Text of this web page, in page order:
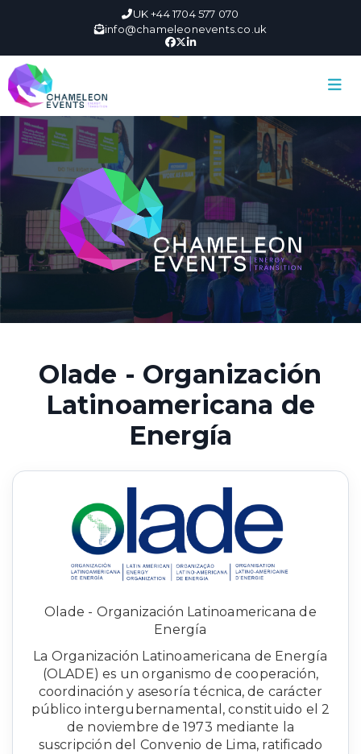
UK +44 1704 577 070
info@chameleonevents.co.uk
Olade - Organización
Latinoamericana de
Energía
Olade - Organización Latinoamericana de
Energía
La Organización Latinoamericana de Energía
(OLADE) es un organismo de cooperación,
coordinación y asesoría técnica, de carácter
público intergubernamental, constituido el 2
de noviembre de 1973 mediante la
suscripción del Convenio de Lima, ratificado